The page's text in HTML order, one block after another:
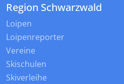
Region Schwarzwald
Loipen
Loipenreporter
Vereine
Skischulen
Skiverleihe